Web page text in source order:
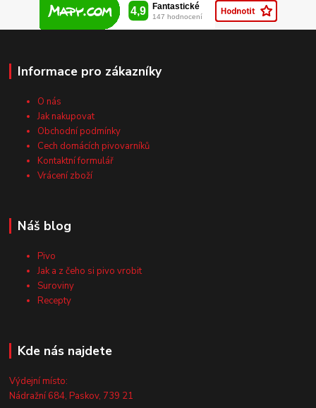
Informace pro zákazníky
O nás
Jak nakupovat
Obchodní podmínky
Cech domácích pivovarníků
Kontaktní formulář
Vrácení zboží
Náš blog
Pivo
Jak a z čeho si pivo vrobit
Suroviny
Recepty
Kde nás najdete
Výdejní místo:
Nádražní 684, Paskov, 739 21